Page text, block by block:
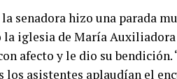
senadora hizo una parada
iglesia de María
afecto y le dio su bendición.
los asistentes aplaudían el